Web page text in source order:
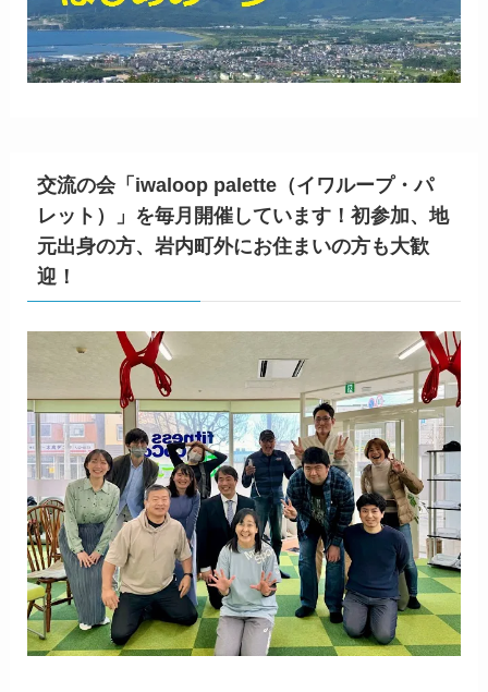
交流の会「iwaloop palette（イワループ・パ
レット）」を毎月開催しています！初参加、地
元出身の方、岩内町外にお住まいの方も大歓
迎！